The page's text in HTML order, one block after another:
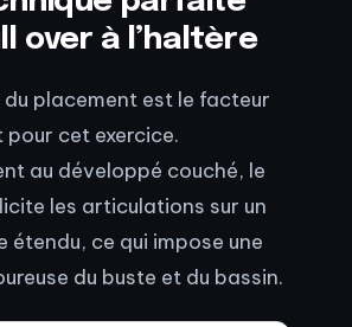
over à l’haltère
du placement est le facteur
cet exercice.
au développé couché, le
les articulations sur un
étendu, ce qui impose une
du buste et du bassin.